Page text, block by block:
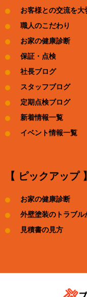
お客様との交流を大
職人のこだわり
お家の健康診断
保証・点検
社長ブログ
スタッフブログ
定期点検ブログ
新着情報一覧
イベント情報一覧
【 ピックアップ 】
お家の健康診断
外壁塗装のトラブ
見積書の見方